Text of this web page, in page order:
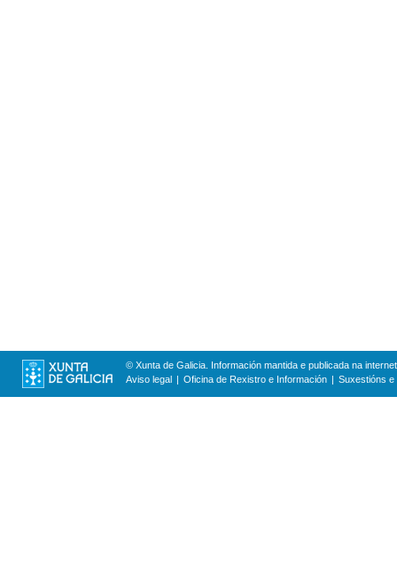
© Xunta de Galicia. Información mantida e publicada na
Aviso legal
Oficina de Rexistro e Información Suxestións e